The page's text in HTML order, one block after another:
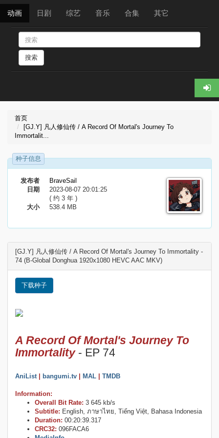
动画 日剧 综艺 音乐 合集 其它
搜索
首页
[GJ.Y] 凡人修仙传 / A Record Of Mortal's Journey To
Immortalit...
种子信息
发布者
BraveSail
日期
2023-08-07 20:01:25
( 约 3 年 )
大小
538.4 MB
[GJ.Y] 凡人修仙传 / A Record Of Mortal's Journey To Immortality -
74 (B-Global Donghua 1920x1080 HEVC AAC MKV)
下载种子
A Record Of Mortal's Journey To
Immortality- EP 74
AniList| bangumi.tv MAL TMDB
Information:
Overall Bit Rate: 3 645 kb/s
Subtitle: English, ภาษาไทย, Tiếng Việt, Bahasa Indonesia
Duration: 00:20:39.317
CRC32: 096FACA6